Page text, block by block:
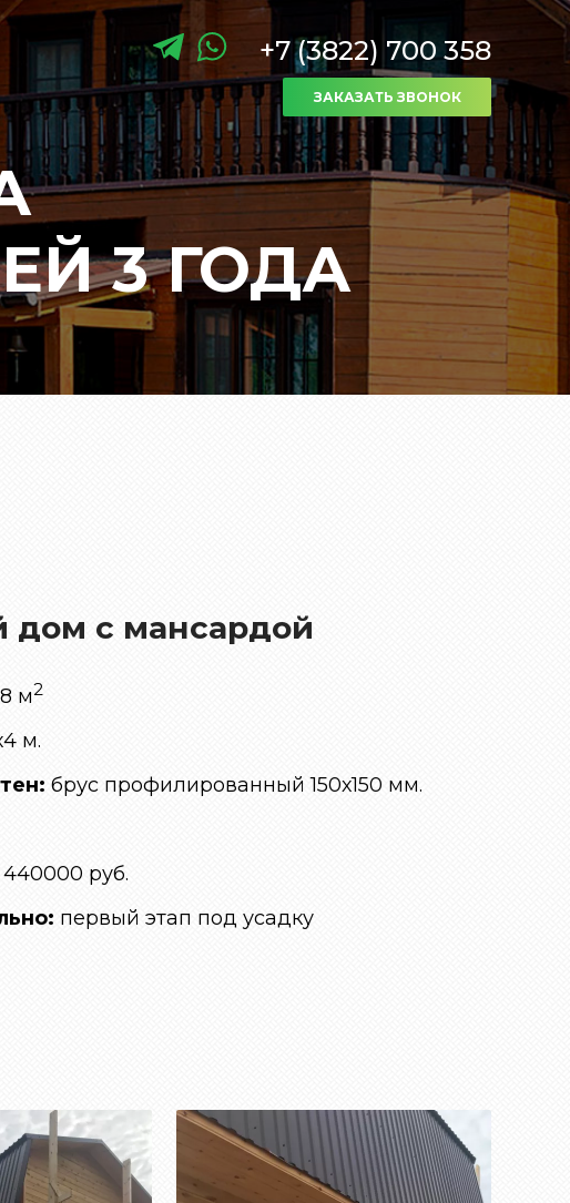
+7 (3822) 700 358
ЗАКАЗАТЬ ЗВОНОК
3 ГОДА
дом с мансардой
м2
м.
брус профилированный 150х150 мм.
440000 руб.
первый этап под усадку